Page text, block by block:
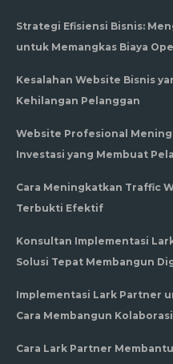
Strategi Efisiensi Bisnis:
untuk Memangkas Biaya
Kesalahan Website Bisnis
Kehilangan Pelanggan
Website Profesional
Investasi yang Membuat
Cara Meningkatkan Traffic
Terbukti Efektif
Konsultan Implementasi
Solusi Tepat Membangun
Implementasi Lark Partner
Cara Membangun
Cara Lark Partner